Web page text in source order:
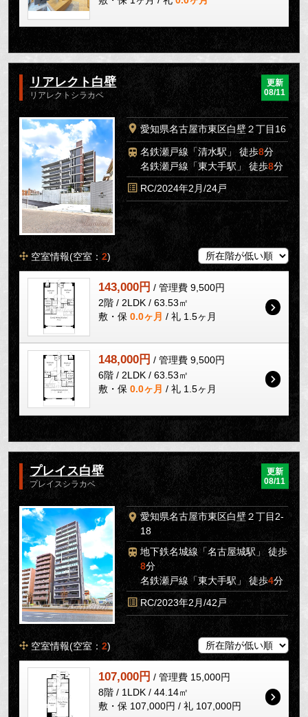
リアレクト白壁
リアレクトシラカベ
更新
08/11
愛知県名古屋市東区白壁２丁目16
名鉄瀬戸線「清水駅」 徒歩8分
名鉄瀬戸線「東大手駅」 徒歩8分
RC/2024年2月/24戸
空室情報(空室：2)
143,000円 / 管理費 9,500円
2階 / 2LDK / 63.53㎡
敷・保 0.0ヶ月 / 礼 1.5ヶ月
148,000円 / 管理費 9,500円
6階 / 2LDK / 63.53㎡
敷・保 0.0ヶ月 / 礼 1.5ヶ月
プレイス白壁
プレイスシラカベ
更新
08/11
愛知県名古屋市東区白壁２丁目2-
18
地下鉄名城線「名古屋城駅」 徒歩
8分
名鉄瀬戸線「東大手駅」 徒歩4分
RC/2023年2月/42戸
空室情報(空室：2)
107,000円 / 管理費 15,000円
8階 / 1LDK / 44.14㎡
敷・保 107,000円 / 礼 107,000円